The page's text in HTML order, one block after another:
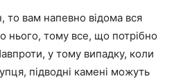
вам напевно відома вся
нього, тому все, що потрібно
у тому випадку, коли
підводні камені можуть